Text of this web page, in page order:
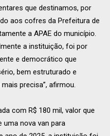
que destinamos, por
aos cofres da Prefeitura de
a APAE do município.
a instituição, foi por
e democrático que
bem estruturado e
precisa”, afirmou.
com R$ 180 mil, valor que
uma nova van para